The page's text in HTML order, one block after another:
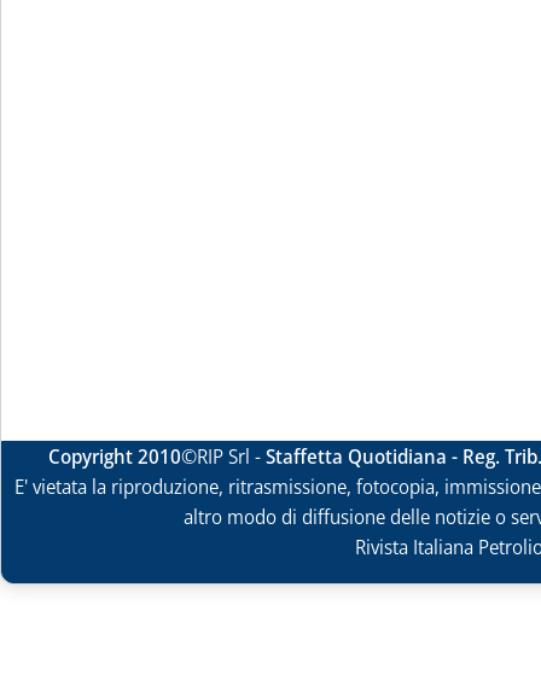
Copyright 2010©RIP Srl -Staffetta Quotidiana - Reg.
E' vietata la riproduzione, ritrasmissione, fotocopia,
altro modo di diffusione delle notizie o
Rivista Italiana